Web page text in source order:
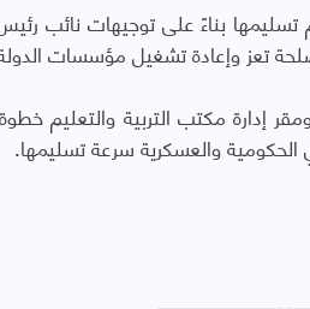
بناءً على توجيهات نائب رئيس
تعز وإعادة تشغيل مؤسسات
إدارة مكتب التربية والتعليم
الحكومية والعسكرية سرعة تسليمها.